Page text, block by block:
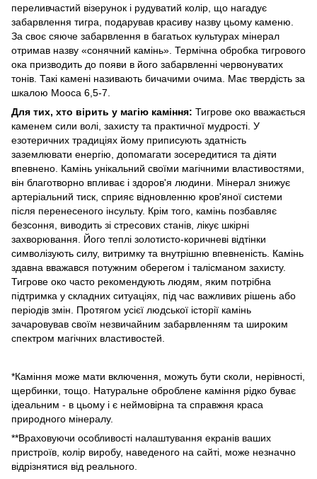
переливчастий візерунок і рудуватий колір, що нагадує
забарвлення тигра, подарував красиву назву цьому каменю.
За своє сяюче забарвлення в багатьох культурах мінерал
отримав назву «сонячний камінь». Термічна обробка тигрового
ока призводить до появи в його забарвленні червонуватих
тонів. Такі камені називають бичачими очима. Має твердість за
шкалою Мооса 6,5-7.
Для тих, хто вірить у магію каміння: Тигрове око вважається
каменем сили волі, захисту та практичної мудрості. У
езотеричних традиціях йому приписують здатність
заземлювати енергію, допомагати зосередитися та діяти
впевнено. Камінь унікальний своїми магічними властивостями,
він благотворно впливає і здоров'я людини. Мінерал знижує
артеріальний тиск, сприяє відновленню кров'яної системи
після перенесеного інсульту. Крім того, камінь позбавляє
безсоння, виводить зі стресових станів, лікує шкірні
захворювання. Його теплі золотисто-коричневі відтінки
символізують силу, витримку та внутрішню впевненість. Камінь
здавна вважався потужним оберегом і талісманом захисту.
Тигрове око часто рекомендують людям, яким потрібна
підтримка у складних ситуаціях, під час важливих рішень або
періодів змін. Протягом усієї людської історії камінь
зачаровував своїм незвичайним забарвленням та широким
спектром магічних властивостей.
*Каміння може мати включення, можуть бути сколи, нерівності,
щербинки, тощо. Натуральне оброблене каміння рідко буває
ідеальним - в цьому і є неймовірна та справжня краса
природного мінералу.
**Враховуючи особливості налаштування екранів ваших
пристроїв, колір виробу, наведеного на сайті, може незначно
відрізнятися від реального.